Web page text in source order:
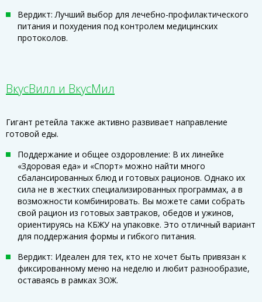
Вердикт: Лучший выбор для лечебно-профилактического
питания и похудения под контролем медицинских
протоколов.
ВкусВилл и ВкусМил
Гигант ретейла также активно развивает направление
готовой еды.
Поддержание и общее оздоровление: В их линейке
«Здоровая еда» и «Спорт» можно найти много
сбалансированных блюд и готовых рационов. Однако их
сила не в жестких специализированных программах, а в
возможности комбинировать. Вы можете сами собрать
свой рацион из готовых завтраков, обедов и ужинов,
ориентируясь на КБЖУ на упаковке. Это отличный вариант
для поддержания формы и гибкого питания.
Вердикт: Идеален для тех, кто не хочет быть привязан к
фиксированному меню на неделю и любит разнообразие,
оставаясь в рамках ЗОЖ.